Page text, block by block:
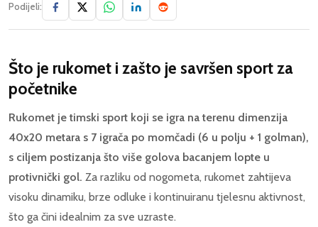
Podijeli:
Što je rukomet i zašto je savršen sport za
početnike
Rukomet je timski sport koji se igra na terenu dimenzija
40x20 metara s 7 igrača po momčadi (6 u polju + 1 golman),
s ciljem postizanja što više golova bacanjem lopte u
protivnički gol. Za razliku od nogometa, rukomet zahtijeva
visoku dinamiku, brze odluke i kontinuiranu tjelesnu aktivnost,
što ga čini idealnim za sve uzraste.